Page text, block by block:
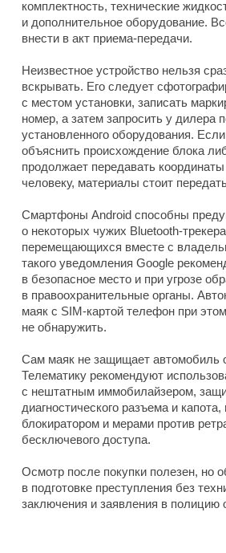
комплектность, технические
и дополнительное оборудование.
внести в акт приема-передачи.
Неизвестное устройство нельзя
вскрывать. Его следует
с местом установки, записать
номер, а затем запросить у дилера
установленного оборудования.
объяснить происхождение блока
продолжает передавать
человеку, материалы стоит
Смартфоны Android способны
о некоторых чужих Bluetooth-
перемещающихся вместе с
такого уведомления Google
в безопасное место и при угрозе
в правоохранительные органы.
маяк с SIM-картой телефон при
не обнаружить.
Сам маяк не защищает автомобиль
Телематику рекомендуют
с нештатным иммобилайзером,
диагностического разъема и
блокиратором и мерами против
бесключевого доступа.
Осмотр после покупки полезен, но
в подготовке преступления без
заключения и заявления в полицию